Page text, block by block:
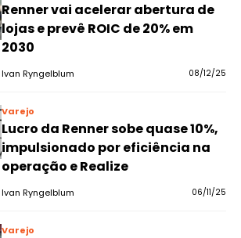
Renner vai acelerar abertura de
lojas e prevê ROIC de 20% em
2030
Ivan Ryngelblum 08/12/25
Varejo
Lucro da Renner sobe quase 10%,
impulsionado por eficiência na
operação e Realize
Ivan Ryngelblum 06/11/25
Varejo